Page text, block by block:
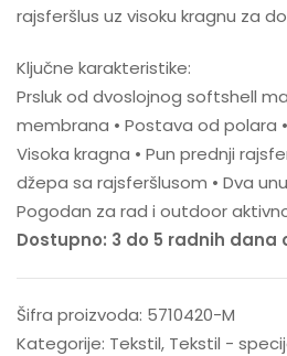
rajsferšlus uz visoku kragnu za
Ključne karakteristike:
Prsluk od dvoslojnog softshell
membrana • Postava od polara
Visoka kragna • Pun prednji
džepa sa rajsferšlusom • Dva
Pogodan za rad i outdoor
Dostupno: 3 do 5 radnih dana
Šifra proizvoda: 5710420-M
Kategorije: Tekstil, Tekstil -